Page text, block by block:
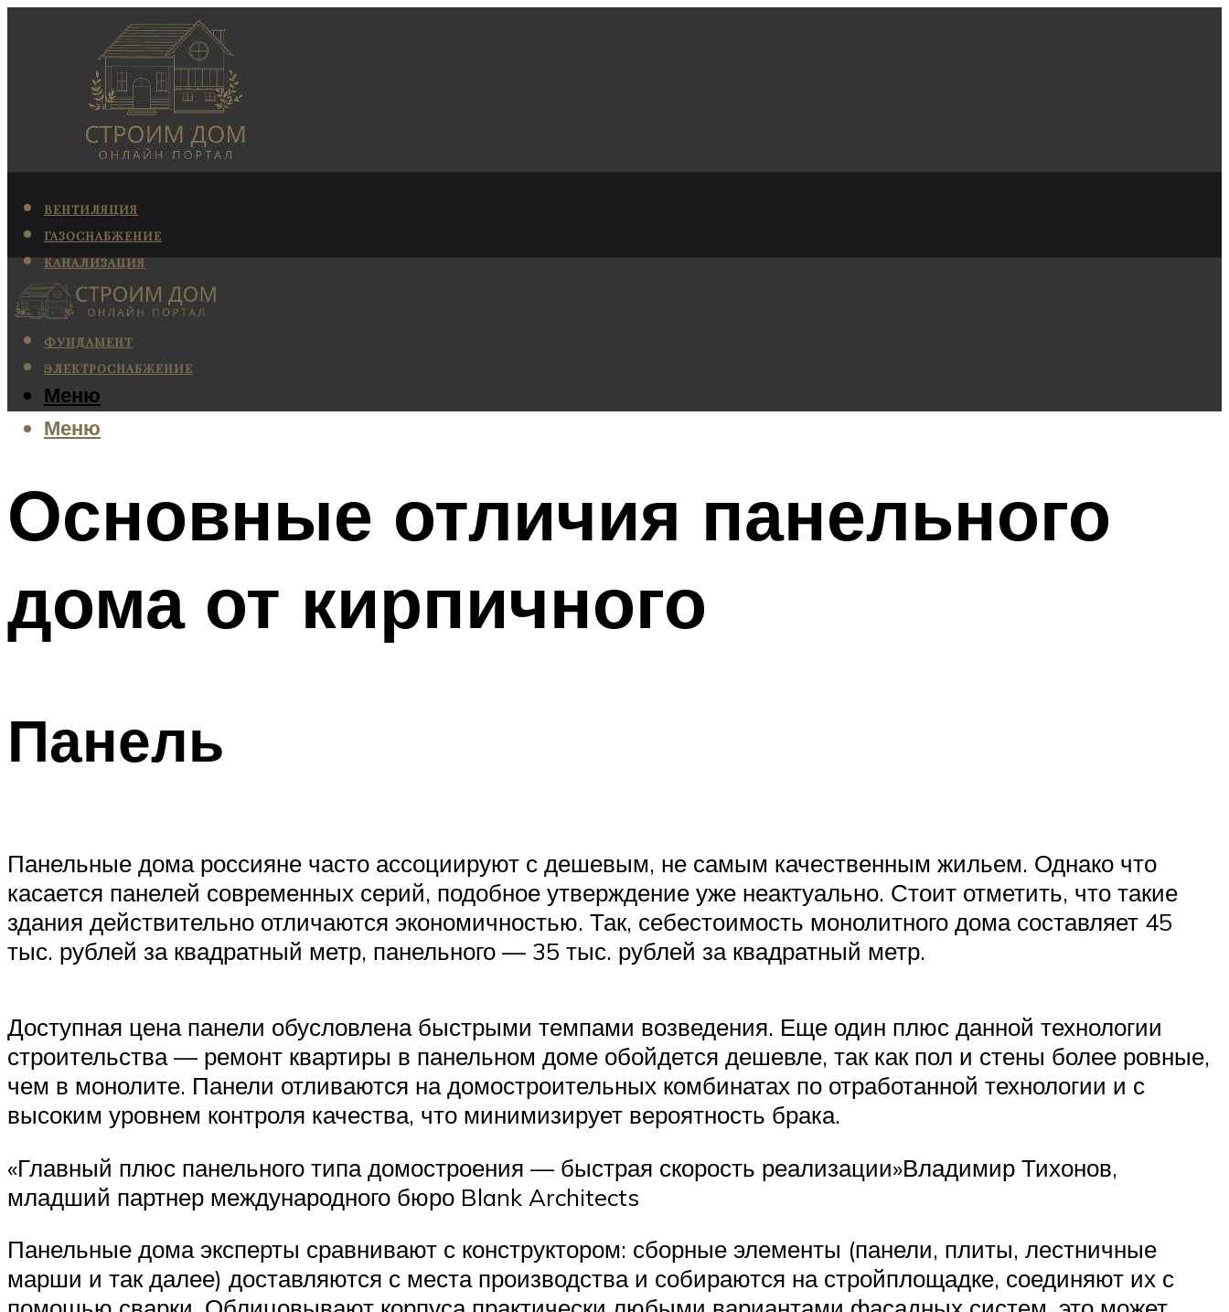
ВЕНТИЛЯЦИЯ
ГАЗОСНАБЖЕНИЕ
КАНАЛИЗАЦИЯ
КОНДИЦИОНИРОВАНИЕ
ОТОПЛЕНИЕ
ФУНДАМЕНТ
ЭЛЕКТРОСНАБЖЕНИЕ
Меню
Меню
Основные отличия панельного
дома от кирпичного
Панель
Панельные дома россияне часто ассоциируют с дешевым, не самым качественным жильем. Однако что
касается панелей современных серий, подобное утверждение уже неактуально. Стоит отметить, что такие
здания действительно отличаются экономичностью. Так, себестоимость монолитного дома составляет 45
тыс. рублей за квадратный метр, панельного — 35 тыс. рублей за квадратный метр.
Доступная цена панели обусловлена быстрыми темпами возведения. Еще один плюс данной технологии
строительства — ремонт квартиры в панельном доме обойдется дешевле, так как пол и стены более ровные,
чем в монолите. Панели отливаются на домостроительных комбинатах по отработанной технологии и с
высоким уровнем контроля качества, что минимизирует вероятность брака.
«Главный плюс панельного типа домостроения — быстрая скорость реализации»Владимир Тихонов,
младший партнер международного бюро Blank Architects
Панельные дома эксперты сравнивают с конструктором: сборные элементы (панели, плиты, лестничные
марши и так далее) доставляются с места производства и собираются на стройплощадке, соединяют их с